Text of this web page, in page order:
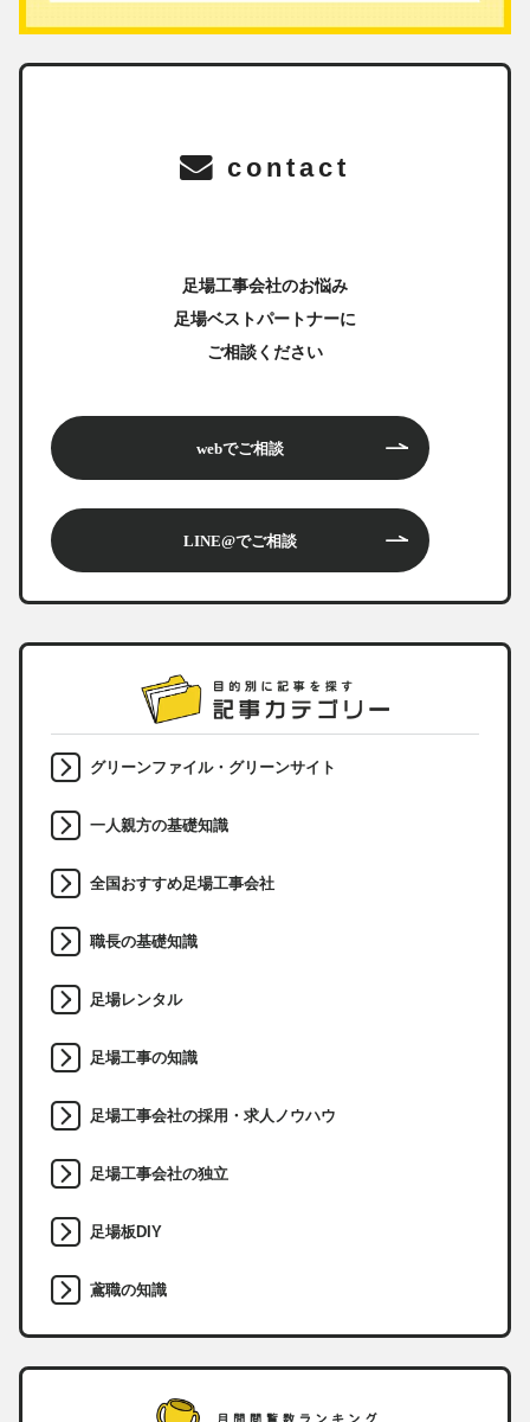
contact
足場工事会社のお悩み
足場ベストパートナーに
ご相談ください
webでご相談
LINE@でご相談
グリーンファイル・グリーンサイト
一人親方の基礎知識
全国おすすめ足場工事会社
職長の基礎知識
足場レンタル
足場工事の知識
足場工事会社の採用・求人ノウハウ
足場工事会社の独立
足場板DIY
鳶職の知識